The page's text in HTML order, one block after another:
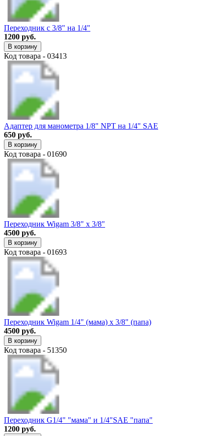
Переходник с 3/8" на 1/4"
1200 руб.
В корзину
Код товара - 03413
Адаптер для манометра 1/8" NPT на 1/4" SAE
650 руб.
В корзину
Код товара - 01690
Переходник Wigam 3/8" х 3/8"
4500 руб.
В корзину
Код товара - 01693
Переходник Wigam 1/4" (мама) х 3/8" (папа)
4500 руб.
В корзину
Код товара - 51350
Переходник G1/4" "мама" и 1/4"SAE "папа"
1200 руб.